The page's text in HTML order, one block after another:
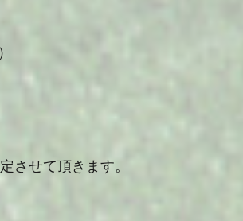
）
させて頂きます。